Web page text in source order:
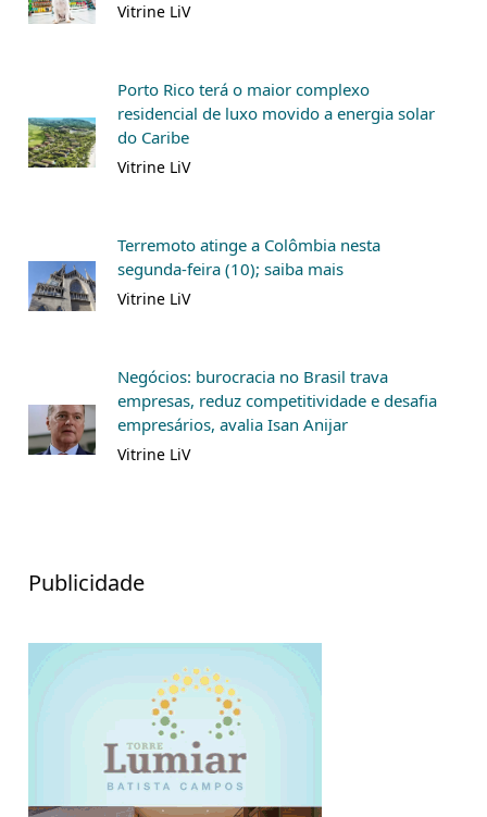
Vitrine LiV
Porto Rico terá o maior complexo
residencial de luxo movido a energia solar
do Caribe
Vitrine LiV
Terremoto atinge a Colômbia nesta
segunda-feira (10); saiba mais
Vitrine LiV
Negócios: burocracia no Brasil trava
empresas, reduz competitividade e desafia
empresários, avalia Isan Anijar
Vitrine LiV
Publicidade